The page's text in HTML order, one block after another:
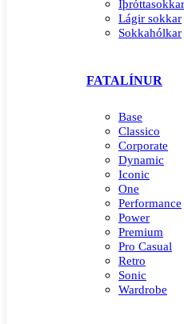
Íþróttasokkar
Lágir sokkar
Sokkahólkar
FATALÍNUR
Base
Classico
Corporate
Dynamic
Iconic
One
Performance
Power
Premium
Pro Casual
Retro
Sonic
Wardrobe